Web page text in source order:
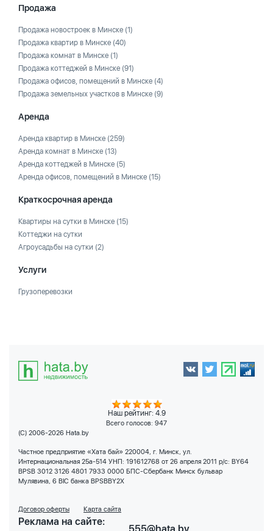
Продажа
Продажа новостроек в Минске (1)
Продажа квартир в Минске (40)
Продажа комнат в Минске (1)
Продажа коттеджей в Минске (91)
Продажа офисов, помещений в Минске (4)
Продажа земельных участков в Минске (9)
Аренда
Аренда квартир в Минске (259)
Аренда комнат в Минске (13)
Аренда коттеджей в Минске (5)
Аренда офисов, помещений в Минске (15)
Краткосрочная аренда
Квартиры на сутки в Минске (15)
Коттеджи на сутки
Агроусадьбы на сутки (2)
Услуги
Грузоперевозки
Наш рейтинг: 4.9
Всего голосов: 947
(C) 2006-2026 Hata.by
Частное предприятие «Хата бай» 220004, г. Минск, ул.
Интернациональная 25а-514 УНП: 191612768 от 26 апреля 2011 р/с: BY64
BPSB 3012 3126 4801 7933 0000 БПС-Сбербанк Минск бульвар
Мулявина, 6 BIC банка BPSBBY2X
Договор оферты Карта сайта
Реклама на сайте: